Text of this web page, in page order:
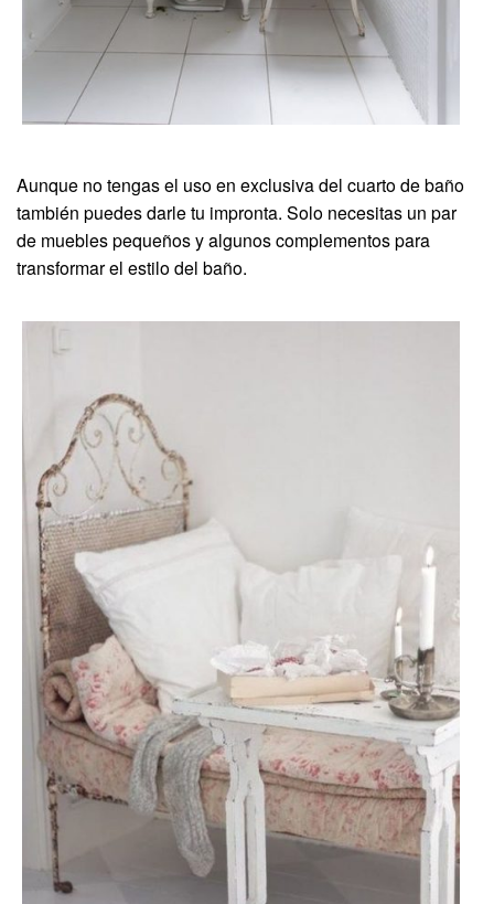
Aunque no tengas el uso en exclusiva del cuarto de baño
también puedes darle tu impronta. Solo necesitas un par
de muebles pequeños y algunos complementos para
transformar el estilo del baño.